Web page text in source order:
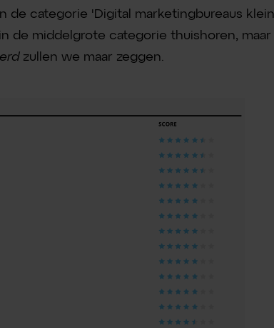
de categorie 'Digital marketingbureaus
de middelgrote categorie thuishoren, maar
zullen we maar zeggen.